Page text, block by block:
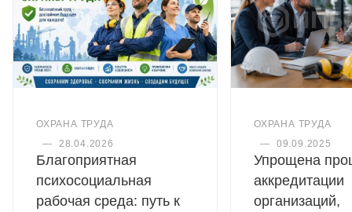
ОХРАНА ТРУДА
—
28.04.2026
Благоприятная
психосоциальная
рабочая среда: путь к
ОХРАНА ТРУДА
—
09.09.2025
Упрощена
аккредитации
организаций,